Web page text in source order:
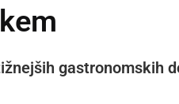
gastronomskih